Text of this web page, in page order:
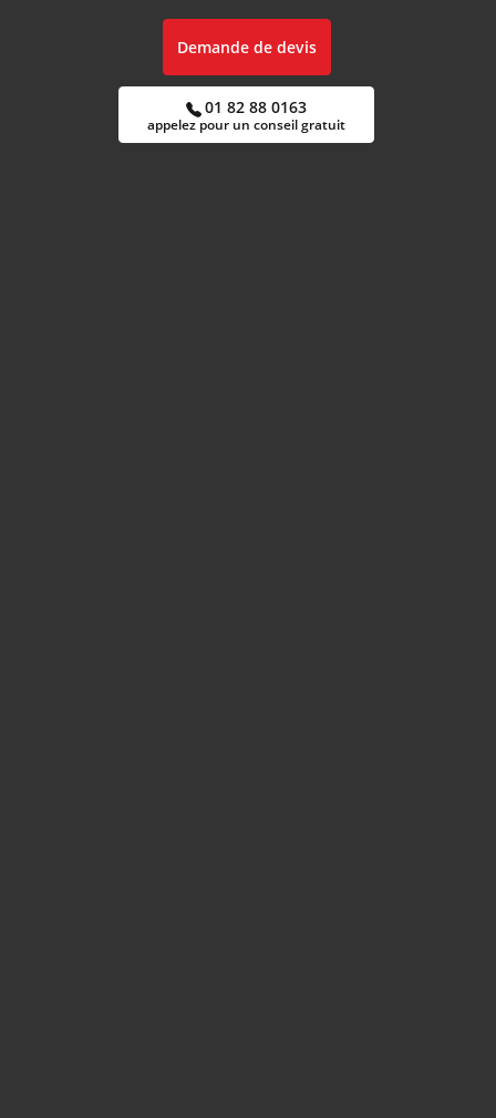
Demande de devis
01 82 88 0163
appelez pour un conseil gratuit